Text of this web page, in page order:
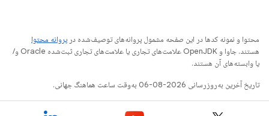
محتوا و نمونه کدها در این صفحه مشمول پروانه‌های توصیف‌شده در پروانه محتوا
هستند. جاوا و OpenJDK علامت‌های تجاری یا علامت‌های تجاری ثبت‌شده Oracle و/
یا وابسته‌های آن هستند.
تاریخ آخرین به‌روزرسانی 2026-08-06 به‌وقت ساعت هماهنگ جهانی.